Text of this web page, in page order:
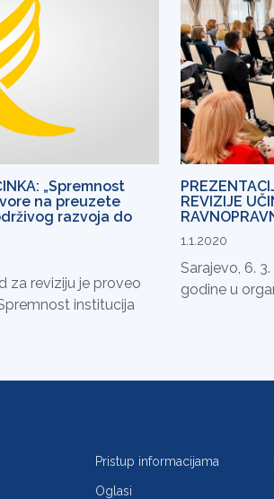
„Spremnost
na preuzete
razvoja do
za reviziju je proveo
institucija
REVIZIJE
1.1.2020
Sarajevo, 6.
godine u
Pristup informacijama
Oglasi